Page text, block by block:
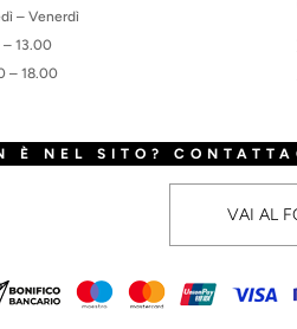
– Venerdì
13.00
– 18.00
È NEL SITO?
VAI AL